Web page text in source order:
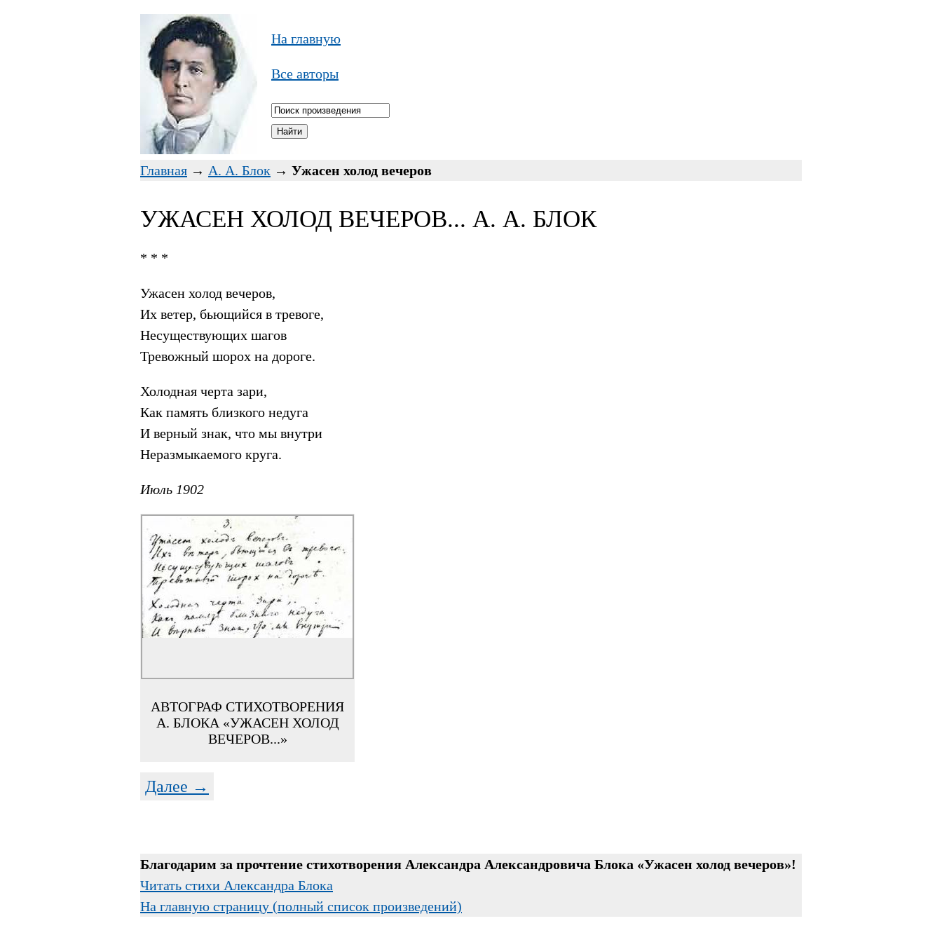
На главную
Все авторы
Главная → А. А. Блок → Ужасен холод вечеров
УЖАСЕН ХОЛОД ВЕЧЕРОВ... А. А. БЛОК
* * *
Ужасен холод вечеров,
Их ветер, бьющийся в тревоге,
Несуществующих шагов
Тревожный шорох на дороге.
Холодная черта зари,
Как память близкого недуга
И верный знак, что мы внутри
Неразмыкаемого круга.
Июль 1902
АВТОГРАФ СТИХОТВОРЕНИЯ
А. БЛОКА «УЖАСЕН ХОЛОД
ВЕЧЕРОВ...»
Далее →
Благодарим за прочтение стихотворения Александра Александровича Блока «Ужасен холод вечеров»!
Читать стихи Александра Блока
На главную страницу (полный список произведений)